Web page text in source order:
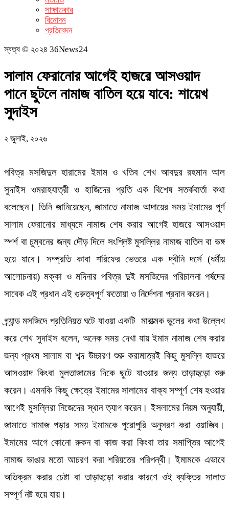
সাক্ষাতকার
বিনোদন
প্রতিবেদন
স্বত্ব © ২০২৪ 36News24
সালাম ফেরানোর আগেই হাজরে আসওয়াদ
পানে ছুটলে নামাজ বাতিল হয়ে যাবে: শায়েখ
সুদাইস
২ জুলাই, ২০২৬
পবিত্র মসজিদুল হারামের ইমাম ও খতিব শেখ আবদুর রহমান আল
সুদাইস ওমরাহযাত্রী ও হাজিদের প্রতি এক বিশেষ সতর্কবার্তা কথা
বলেছেন। তিনি জানিয়েছেন, জামাতে নামাজ আদায়ের সময় ইমামের পূর্ণ
সালাম ফেরানোর মাধ্যমে নামাজ শেষ করার আগেই হাজরে আসওয়াদ
স্পর্শ বা চুম্বনের জন্য দৌড় দিলে সংশ্লিষ্ট মুসল্লির নামাজ বাতিল বা ভঙ্গ
হয়ে যাবে। সম্প্রতি কাবা শরিফের ভেতরে এক দ্বীনি দর্সে (ধর্মীয়
আলোচনায়) মক্কা ও মদিনার পবিত্র দুই মসজিদের পরিচালনা পর্ষদের
সাবেক এই প্রধান এই গুরুত্বপূর্ণ ফতোয়া ও নির্দেশনা প্রদান করেন।
গ্র্যান্ড মসজিদে প্রতিনিয়ত ঘটে যাওয়া একটি মারাত্মক ভুলের কথা উল্লেখ
করে শেখ সুদাইস বলেন, অনেক সময় দেখা যায় ইমাম নামাজ শেষ করার
জন্য প্রথম সালাম বা শব্দ উচ্চারণ শুরু করামাত্রই কিছু মুসল্লি হাজরে
আসওয়াদ কিংবা মুলতাজামের দিকে ছুটে যাওয়ার জন্য তাড়াহুড়ো শুরু
করেন। এমনকি কিছু ক্ষেত্রে ইমামের সালামের বাক্য সম্পূর্ণ শেষ হওয়ার
আগেই মুসল্লিরা নিজেদের স্থান ত্যাগ করেন। ইসলামের নিয়ম অনুযায়ী,
জামাতে নামাজ পড়ার সময় ইমামকে পুরোপুরি অনুসরণ করা ওয়াজিব।
ইমামের আগে কোনো রুকন বা কাজ করা কিংবা তার সমাপ্তির আগেই
নামাজ ভাঙার মতো আচরণ করা শরিয়তের পরিপন্থী। ইমামকে এভাবে
অতিক্রম করার চেষ্টা বা তাড়াহুড়ো করার কারণে ওই ব্যক্তির সালাত
সম্পূর্ণ নষ্ট হয়ে যায়।